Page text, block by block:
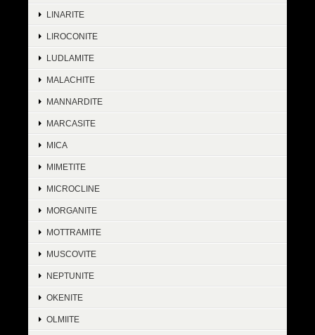
LINARITE
LIROCONITE
LUDLAMITE
MALACHITE
MANNARDITE
MARCASITE
MICA
MIMETITE
MICROCLINE
MORGANITE
MOTTRAMITE
MUSCOVITE
NEPTUNITE
OKENITE
OLMIITE